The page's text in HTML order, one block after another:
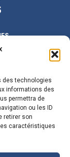
des technologies
informations des
permettra de
ou les ID
retirer son
caractéristiques